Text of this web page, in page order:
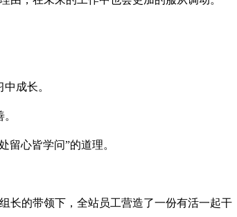
成长。
留心皆学问”的道理。
长的带领下，全站员工营造了一份有活一起干